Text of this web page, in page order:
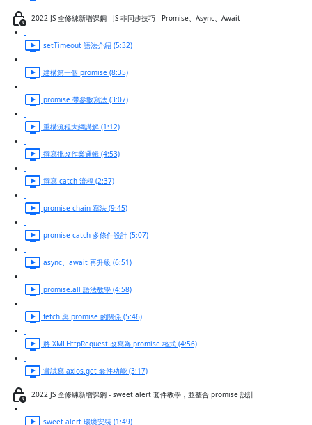
2022 JS 全修練新增課鋼 - JS 非同步技巧 - Promise、Async、Await
setTimeout 語法介紹 (5:32)
建構第一個 promise (8:35)
promise 帶參數寫法 (3:07)
重構流程大綱講解 (1:12)
撰寫批改作業邏輯 (4:53)
撰寫 catch 流程 (2:37)
promise chain 寫法 (9:45)
promise catch 多條件設計 (5:07)
async、await 再升級 (6:51)
promise.all 語法教學 (4:58)
fetch 與 promise 的關係 (5:46)
將 XMLHttpRequest 改寫為 promise 格式 (4:56)
嘗試寫 axios.get 套件功能 (3:17)
2022 JS 全修練新增課鋼 - sweet alert 套件教學，並整合 promise 設計
sweet alert 環境安裝 (1:49)